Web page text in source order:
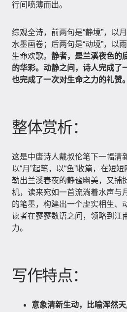
行间喷薄而出。
综观全诗，前两句是“静境”，以
水墨画卷；后两句是“动境”，以
生命欢歌。 静者，是兰溪夜色的
的华彩。动静之间，诗人完成了
也完成了一次对生命之力的礼赞。
整体赏析：
这是中唐诗人戴叔伦笔下一幅清
以“月”起笔，以“鱼”收篇，在短
勒出兰溪春夜的静谧幽美，又捕
机，读来宛如一首流淌着水声与
的笔墨，构建出一个虚实相生、
读者在寥寥数语之间，领略到江
力。
写作特点：
意象清新生动，比喻浑然天